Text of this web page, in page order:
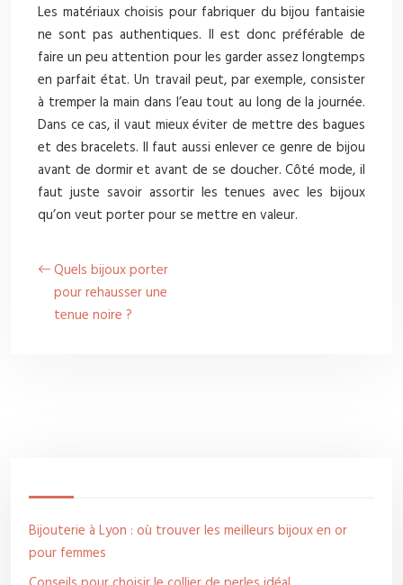
Les matériaux choisis pour fabriquer du bijou fantaisie
ne sont pas authentiques. Il est donc préférable de
faire un peu attention pour les garder assez longtemps
en parfait état. Un travail peut, par exemple, consister
à tremper la main dans l’eau tout au long de la journée.
Dans ce cas, il vaut mieux éviter de mettre des bagues
et des bracelets. Il faut aussi enlever ce genre de bijou
avant de dormir et avant de se doucher. Côté mode, il
faut juste savoir assortir les tenues avec les bijoux
qu’on veut porter pour se mettre en valeur.
Quels bijoux porter
pour rehausser une
tenue noire ?
Bijouterie à Lyon : où trouver les meilleurs bijoux en or
pour femmes